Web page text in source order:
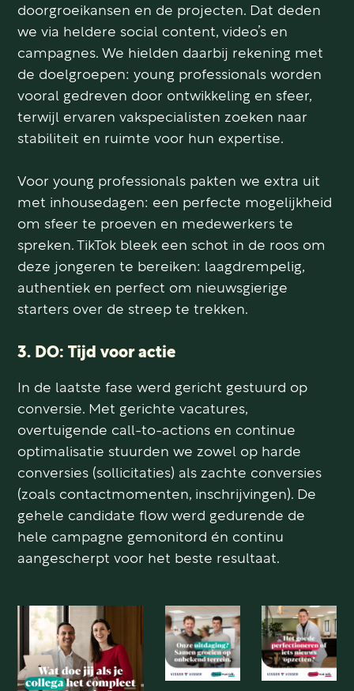
doorgroeikansen en de projecten. Dat deden
we via heldere social content, video’s en
campagnes. We hielden daarbij rekening met
de doelgroepen: young professionals worden
vooral gedreven door ontwikkeling en sfeer,
terwijl ervaren vakspecialisten zoeken naar
stabiliteit en ruimte voor hun expertise.
Voor young professionals pakten we extra uit
met inhousedagen: een perfecte mogelijkheid
om sfeer te proeven en medewerkers te
spreken. TikTok bleek een schot in de roos om
deze jongeren te bereiken: laagdrempelig,
authentiek en perfect om nieuwsgierige
starters over de streep te trekken.
3. DO: Tijd voor actie
In de laatste fase werd gericht gestuurd op
conversie. Met gerichte vacatures,
overtuigende call-to-actions en continue
optimalisatie stuurden we zowel op harde
conversies (sollicitaties) als zachte conversies
(zoals contactmomenten, inschrijvingen). De
gehele candidate flow werd gedurende de
hele campagne gemonitord én continu
aangescherpt voor het beste resultaat.